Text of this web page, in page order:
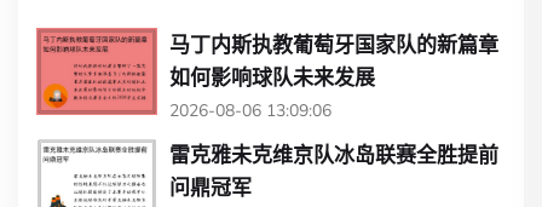
马丁内斯执教葡萄牙国家队的新篇章
如何影响球队未来发展
2026-08-06 13:09:06
雷克雅未克维京队冰岛联赛全胜提前
问鼎冠军